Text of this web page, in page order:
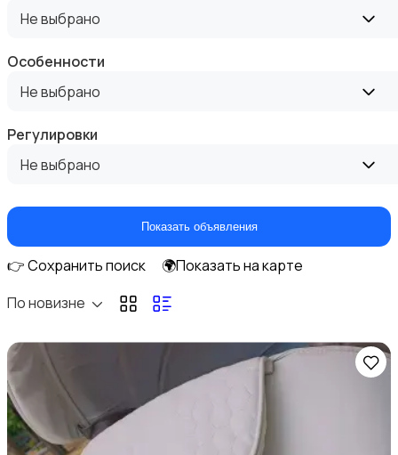
Подгузники и горшки
Радио- и видеоняни
Товары для учебы
Не выбрано
Особенности
Не выбрано
Регулировки
Не выбрано
Показать объявления
👉 Сохранить поиск
🌍Показать на карте
По новизне